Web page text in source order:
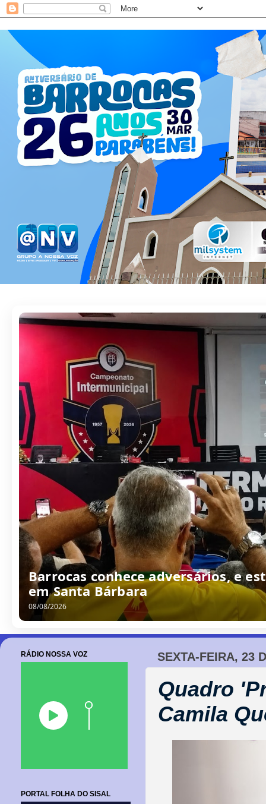
Barrocas conhece adversários, e
em Santa Bárbara
08/08/2026
SEXTA-FEIRA, 23
Quadro
Camila
RÁDIO NOSSA VOZ
PORTAL FOLHA DO SISAL